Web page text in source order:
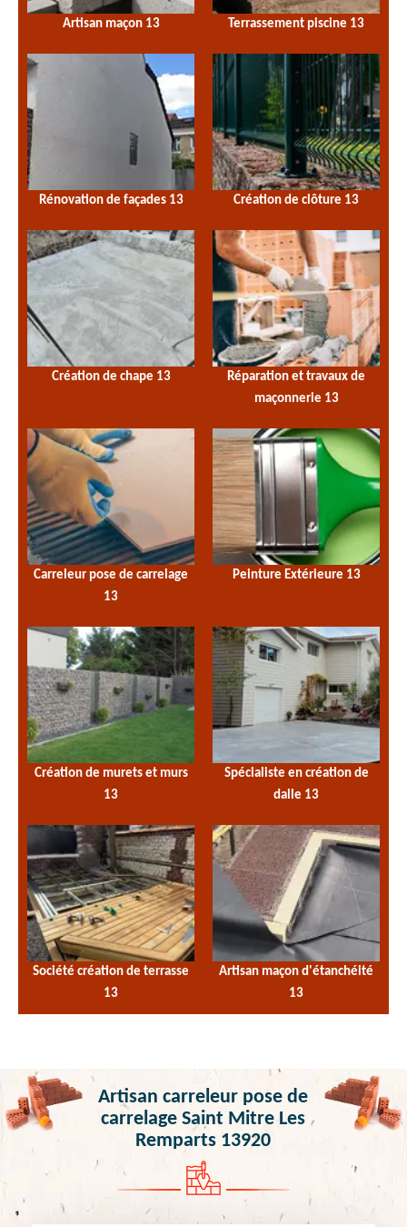
Artisan maçon 13 Terrassement piscine 13
Rénovation de façades 13 Création de clôture 13
Création de chape 13
Réparation et travaux de
maçonnerie 13
Carreleur pose de carrelage
13
Peinture Extérieure 13
Création de murets et murs
13
Spécialiste en création de
dalle 13
Société création de terrasse
13
Artisan maçon d'étanchéité
13
Artisan carreleur pose de
carrelage Saint Mitre Les
Remparts 13920